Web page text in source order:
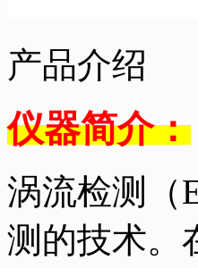
产品介绍
仪器简介：
涡流检测（
测的技术。